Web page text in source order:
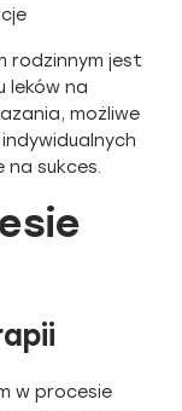
rodzinnym jest
leków na
możliwe
sukces.
w procesie